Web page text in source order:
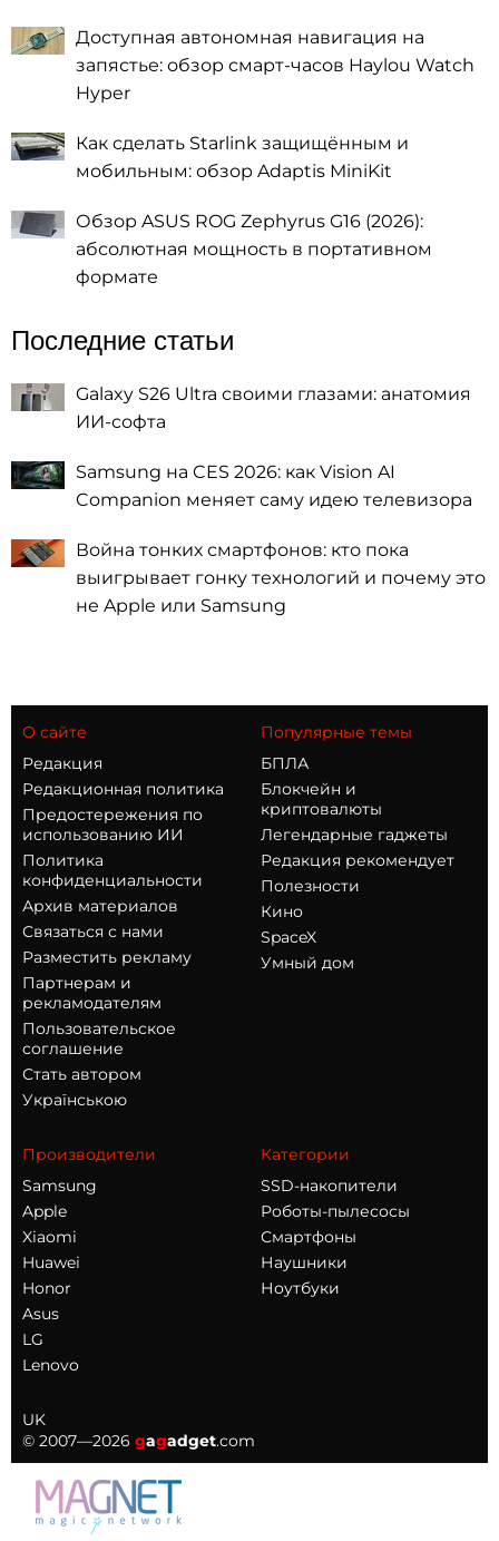
Доступная автономная навигация на
запястье: обзор смарт-часов Haylou Watch
Hyper
Как сделать Starlink защищённым и
мобильным: обзор Adaptis MiniKit
Обзор ASUS ROG Zephyrus G16 (2026):
абсолютная мощность в портативном
формате
Последние статьи
Galaxy S26 Ultra своими глазами: анатомия
ИИ-софта
Samsung на CES 2026: как Vision AI
Companion меняет саму идею телевизора
Война тонких смартфонов: кто пока
выигрывает гонку технологий и почему это
не Apple или Samsung
О сайте
Редакция
Редакционная политика
Предостережения по
использованию ИИ
Политика
конфиденциальности
Архив материалов
Связаться с нами
Разместить рекламу
Партнерам и
рекламодателям
Пользовательское
соглашение
Стать автором
Українською
Популярные темы
БПЛА
Блокчейн и
криптовалюты
Легендарные гаджеты
Редакция рекомендует
Полезности
Кино
SpaceX
Умный дом
Производители
Samsung
Apple
Xiaomi
Huawei
Honor
Asus
LG
Lenovo
Категории
SSD-накопители
Роботы-пылесосы
Смартфоны
Наушники
Ноутбуки
UK
© 2007—2026 gagadget.com